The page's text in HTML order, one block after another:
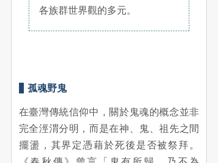
各族群世界觀的多元。
孤魂野鬼
在臺灣傳統信仰中，關於鬼魂的概念並非
完全涇渭分明，而是在神、鬼、祖先之間
擺盪，其界定憑藉於死後是否被祭拜。